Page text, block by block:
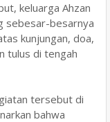
keluarga Ahzan
sebesar-besarnya
kunjungan, doa,
tulus di tengah
tersebut di
bahwa